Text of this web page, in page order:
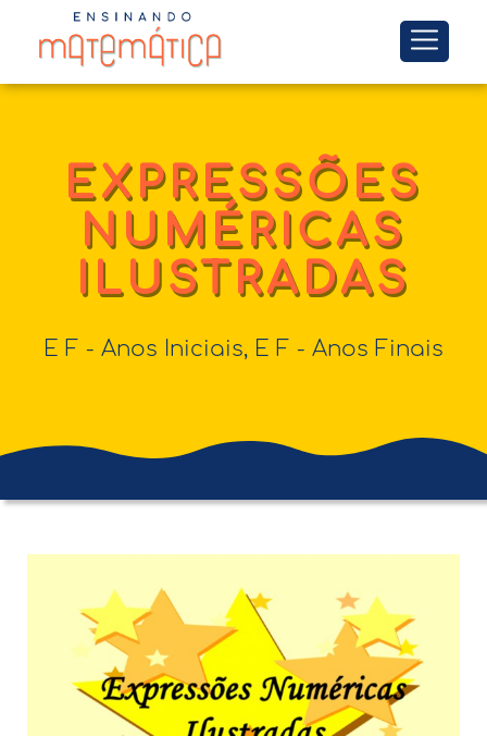
EXPRESSÕES
NUMÉRICAS
ILUSTRADAS
E F - Anos Iniciais, E F - Anos Finais